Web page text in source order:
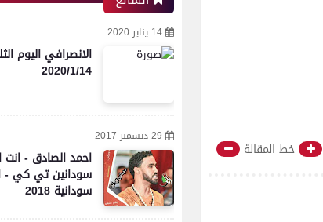
خط المقالة
14 يناير 2020
الانصرافي اليوم
2020/1/14
29 ديسمبر 2017
احمد الصادق - انت
سودانين تي كي -
سودانية 2018